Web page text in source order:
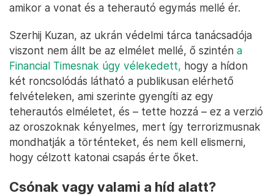
amikor a vonat és a teherautó egymás mellé ér.
Szerhij Kuzan, az ukrán védelmi tárca tanácsadója
viszont nem állt be az elmélet mellé, ő szintén a
Financial Timesnak úgy vélekedett, hogy a hídon
két roncsolódás látható a publikusan elérhető
felvételeken, ami szerinte gyengíti az egy
teherautós elméletet, és – tette hozzá – ez a verzió
az oroszoknak kényelmes, mert így terrorizmusnak
mondhatják a történteket, és nem kell elismerni,
hogy célzott katonai csapás érte őket.
Csónak vagy valami a híd alatt?